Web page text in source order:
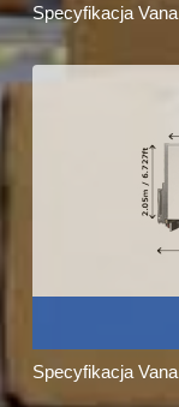
Specyfikacja Vana
Specyfikacja Vana